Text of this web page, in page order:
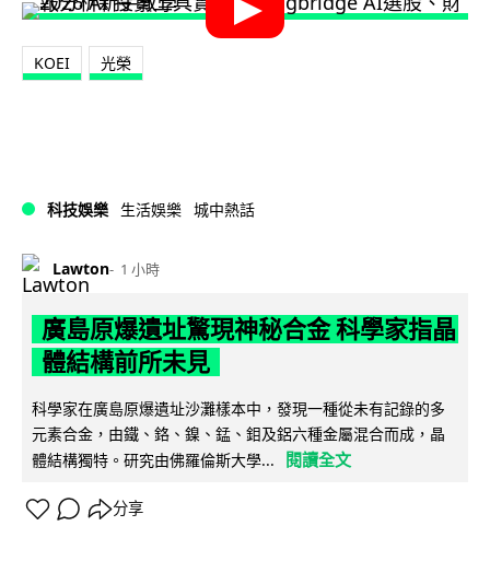
KOEI 光榮
科技娛樂 生活娛樂 城中熱話
Lawton 1 小時
廣島原爆遺址驚現神秘合金 科學家指晶
體結構前所未見
科學家在廣島原爆遺址沙灘樣本中，發現一種從未有記錄的多
元素合金，由鐵、鉻、鎳、錳、鉬及鋁六種金屬混合而成，晶
體結構獨特。研究由佛羅倫斯大學...
閱讀全文
分享